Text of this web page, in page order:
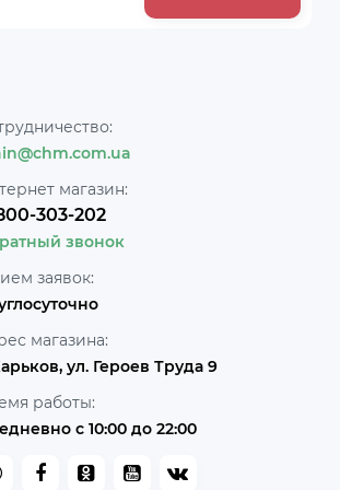
магазин:
303-202
звонок
заявок:
магазина:
ул. Героев Труда 9
работы:
с 10:00 до 22:00